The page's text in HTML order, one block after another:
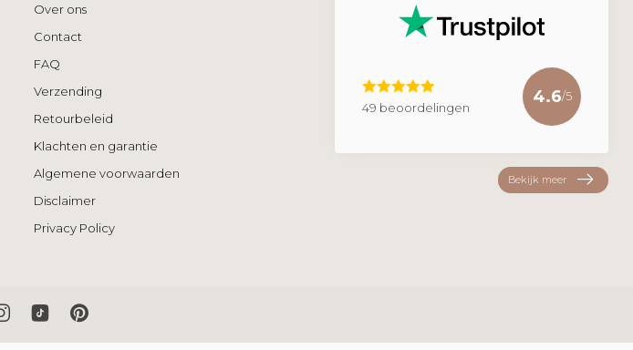
Over ons
Contact
FAQ
Verzending
Retourbeleid
Klachten en garantie
Algemene voorwaarden
Disclaimer
Privacy Policy
49 beoordelingen
4.6/5
Bekijk meer